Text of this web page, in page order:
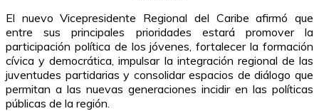
El nuevo Vicepresidente Regional del Caribe afirmó que
entre sus principales prioridades estará promover la
participación política de los jóvenes, fortalecer la formación
cívica y democrática, impulsar la integración regional de las
juventudes partidarias y consolidar espacios de diálogo que
permitan a las nuevas generaciones incidir en las políticas
públicas de la región.